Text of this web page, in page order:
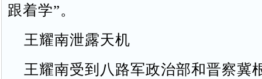
跟着学”。
王耀南泄露天机
王耀南受到八路军政治部和晋察冀